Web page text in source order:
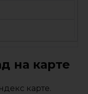
на карте
карте.